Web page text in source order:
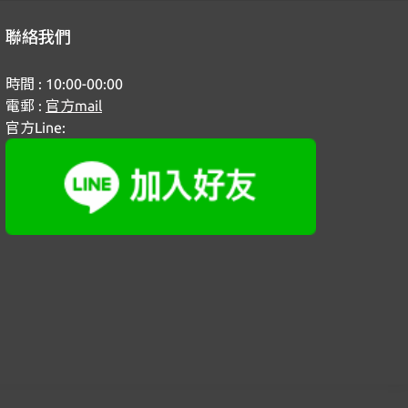
聯絡我們
時間 : 10:00-00:00
電郵 : 官方mail
官方Line: